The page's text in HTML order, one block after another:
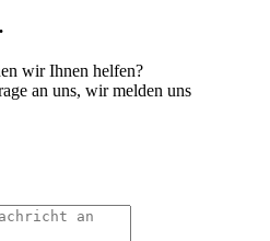
wir Ihnen helfen?
an uns, wir melden uns